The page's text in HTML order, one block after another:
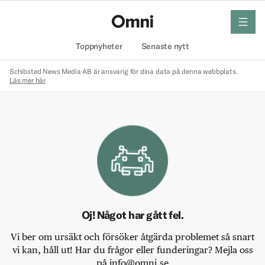
Toppnyheter Senaste nytt
meny
Schibsted News Media AB är ansvarig för dina data på denna webbplats.
Läs mer här
Oj! Något har gått fel.
Vi ber om ursäkt och försöker åtgärda problemet så snart
vi kan, håll ut! Har du frågor eller funderingar? Mejla oss